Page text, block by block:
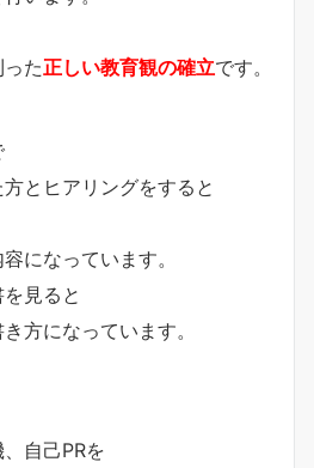
た正しい教育観の確立です。
とヒアリングをすると
になっています。
見ると
方になっています。
自己PRを